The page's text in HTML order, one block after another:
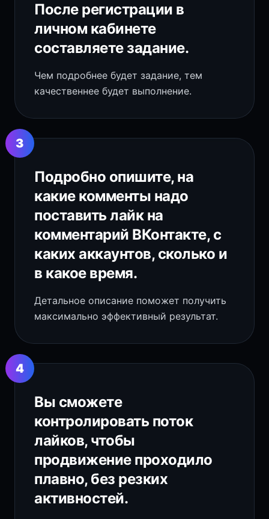
После регистрации в
личном кабинете
составляете задание.
Чем подробнее будет задание, тем
качественнее будет выполнение.
3
Подробно опишите, на
какие комменты надо
поставить лайк на
комментарий ВКонтакте, с
каких аккаунтов, сколько и
в какое время.
Детальное описание поможет получить
максимально эффективный результат.
4
Вы сможете
контролировать поток
лайков, чтобы
продвижение проходило
плавно, без резких
активностей.